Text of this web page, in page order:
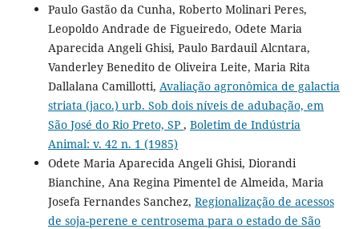
Paulo Gastão da Cunha, Roberto Molinari Peres,
Leopoldo Andrade de Figueiredo, Odete Maria
Aparecida Angeli Ghisi, Paulo Bardauil Alcntara,
Vanderley Benedito de Oliveira Leite, Maria Rita
Dallalana Camillotti, Avaliação agronômica de galactia
striata (jaco.) urb. Sob dois níveis de adubação, em
São José do Rio Preto, SP , Boletim de Indústria
Animal: v. 42 n. 1 (1985)
Odete Maria Aparecida Angeli Ghisi, Diorandi
Bianchine, Ana Regina Pimentel de Almeida, Maria
Josefa Fernandes Sanchez, Regionalização de acessos
de soja-perene e centrosema para o estado de São